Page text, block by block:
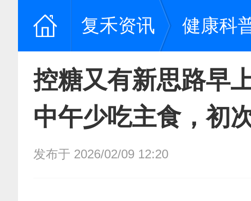
复禾资讯 健康科
控糖又有新思路早
中午少吃主食，初
发布于 2026/02/09 12:20